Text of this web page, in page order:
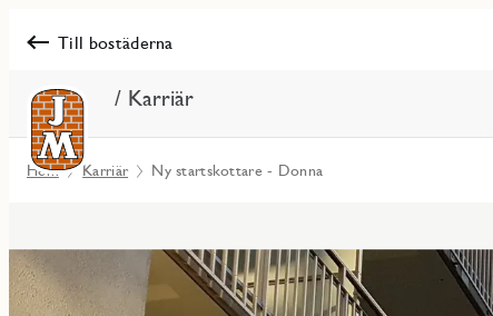
Till bostäderna
/ Karriär
Hem Karriär Ny startskottare - Donna